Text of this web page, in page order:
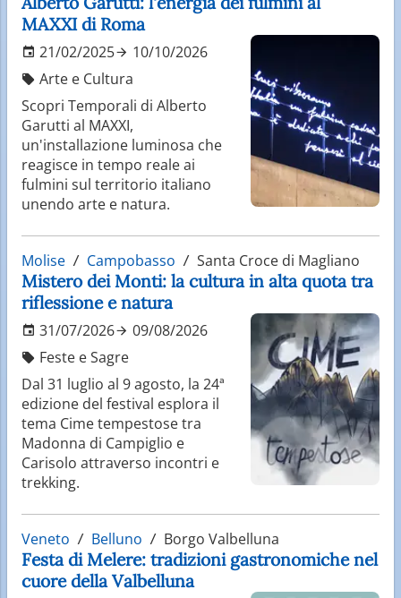
MAXXI di Roma
21/02/2025
10/10/2026
Arte e Cultura
Scopri Temporali di Alberto
Garutti al MAXXI,
un'installazione luminosa che
reagisce in tempo reale ai
fulmini sul territorio italiano
unendo arte e natura.
Molise Campobasso Santa Croce di Magliano
Mistero dei Monti: la cultura in alta quota tra
riflessione e natura
31/07/2026
09/08/2026
Feste e Sagre
Dal 31 luglio al 9 agosto, la 24ª
edizione del festival esplora il
tema Cime tempestose tra
Madonna di Campiglio e
Carisolo attraverso incontri e
trekking.
Veneto Belluno Borgo Valbelluna
Festa di Melere: tradizioni gastronomiche nel
cuore della Valbelluna